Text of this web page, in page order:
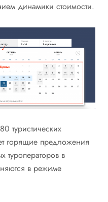
динамики стоимости.
туристических
горящие предложения
туроператоров в
в режиме